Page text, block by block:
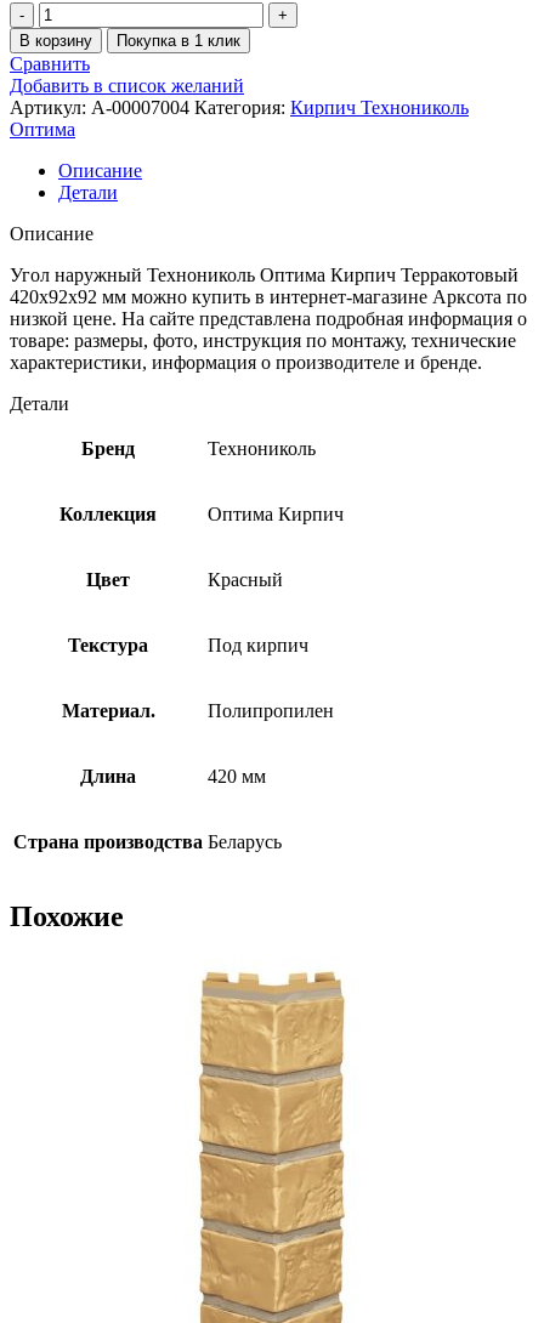
В корзину Покупка в 1 клик
Сравнить
Добавить в список желаний
Артикул: A-00007004 Категория: Кирпич Технониколь
Оптима
Описание
Детали
Описание
Угол наружный Технониколь Оптима Кирпич Терракотовый
420х92х92 мм можно купить в интернет-магазине Арксота по
низкой цене. На сайте представлена подробная информация о
товаре: размеры, фото, инструкция по монтажу, технические
характеристики, информация о производителе и бренде.
Детали
Бренд Технониколь
Коллекция Оптима Кирпич
Цвет Красный
Текстура Под кирпич
Материал. Полипропилен
Длина 420 мм
Страна производства Беларусь
Похожие